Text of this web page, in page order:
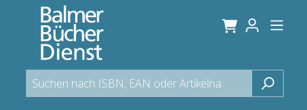
springen